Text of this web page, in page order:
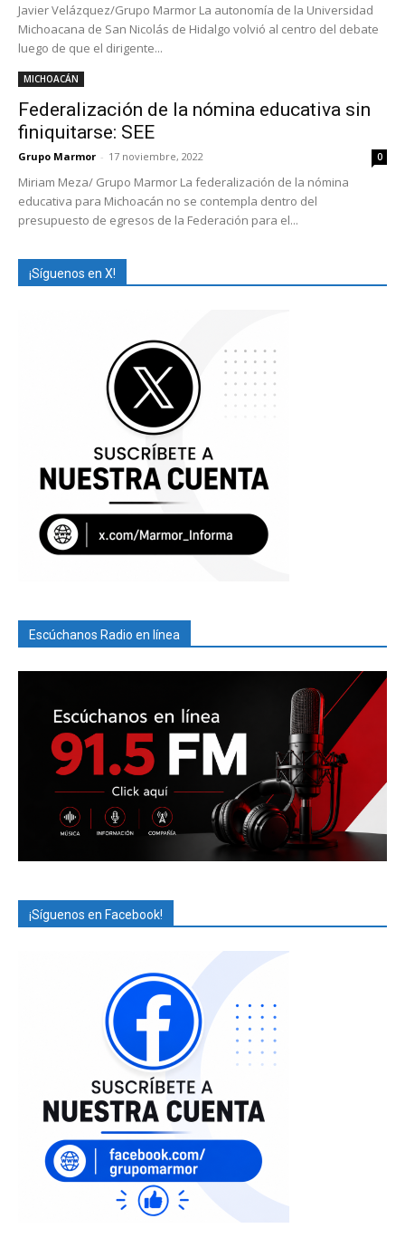
Javier Velázquez/Grupo Marmor La autonomía de la Universidad
Michoacana de San Nicolás de Hidalgo volvió al centro del debate
luego de que el dirigente...
MICHOACÁN
Federalización de la nómina educativa sin
finiquitarse: SEE
Grupo Marmor - 17 noviembre, 2022 0
Miriam Meza/ Grupo Marmor La federalización de la nómina
educativa para Michoacán no se contempla dentro del
presupuesto de egresos de la Federación para el...
¡Síguenos en X!
Escúchanos Radio en línea
¡Síguenos en Facebook!